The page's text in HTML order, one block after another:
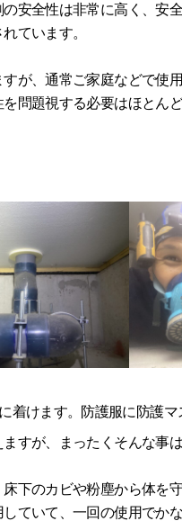
安全性は非常に高く、安
ています。
が、通常ご家庭などで使
問題視する必要はほとんど
着けます。防護服に防護
すが、まったくそんな事は
下のカビや粉塵から体を
ていて、一回の使用でか